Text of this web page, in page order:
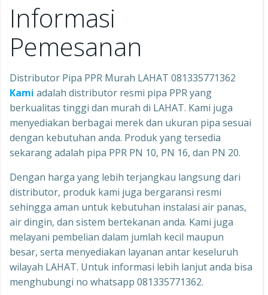
Informasi
Pemesanan
Distributor Pipa PPR Murah LAHAT 081335771362
Kami adalah distributor resmi pipa PPR yang
berkualitas tinggi dan murah di LAHAT. Kami juga
menyediakan berbagai merek dan ukuran pipa sesuai
dengan kebutuhan anda. Produk yang tersedia
sekarang adalah pipa PPR PN 10, PN 16, dan PN 20.
Dengan harga yang lebih terjangkau langsung dari
distributor, produk kami juga bergaransi resmi
sehingga aman untuk kebutuhan instalasi air panas,
air dingin, dan sistem bertekanan anda. Kami juga
melayani pembelian dalam jumlah kecil maupun
besar, serta menyediakan layanan antar keseluruh
wilayah LAHAT. Untuk informasi lebih lanjut anda bisa
menghubungi no whatsapp 081335771362.